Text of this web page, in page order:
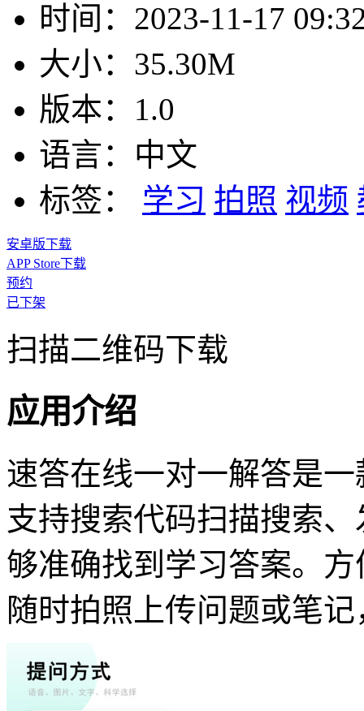
时间： 2023-11-17
大小： 35.30M
版本： 1.0
语言： 中文
标签：
学习 拍照 视频
安卓版下载
APP Store下载
预约
已下架
扫描二维码下载
应用介绍
速答在线一对一解答是
支持搜索代码扫描搜索
够准确找到学习答案。方
随时拍照上传问题或笔